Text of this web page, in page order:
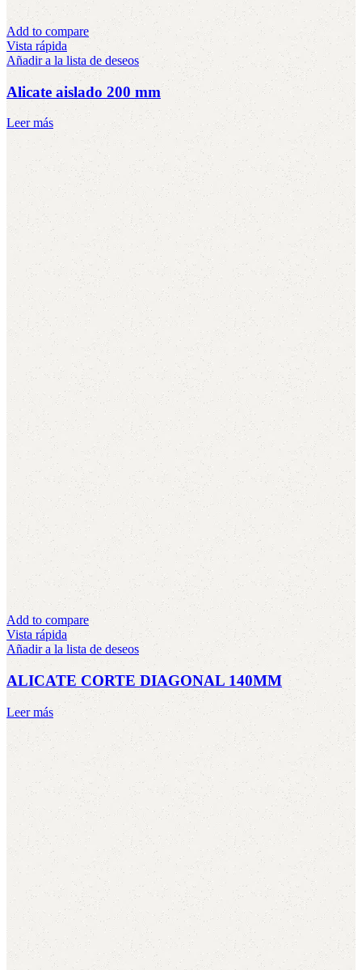
Add to compare
Vista rápida
Añadir a la lista de deseos
Alicate aislado 200 mm
Leer más
Add to compare
Vista rápida
Añadir a la lista de deseos
ALICATE CORTE DIAGONAL 140MM
Leer más